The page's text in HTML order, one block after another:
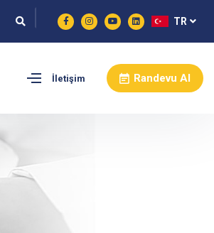
TR
İletişim Randevu Al